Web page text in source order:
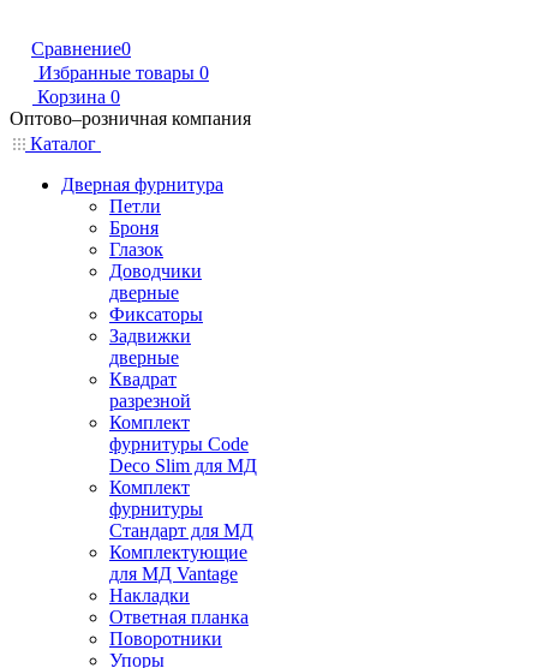
Сравнение0
Избранные товары 0
Корзина 0
Оптово–розничная компания
Каталог
Дверная фурнитура
Петли
Броня
Глазок
Доводчики
дверные
Фиксаторы
Задвижки
дверные
Квадрат
разрезной
Комплект
фурнитуры Code
Deco Slim для МД
Комплект
фурнитуры
Стандарт для МД
Комплектующие
для МД Vantage
Накладки
Ответная планка
Поворотники
Упоры